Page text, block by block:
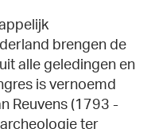
brengen de
alle geledingen en
is vernoemd
Reuvens (1793 -
ter